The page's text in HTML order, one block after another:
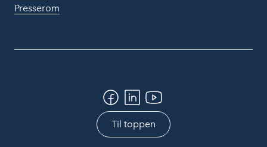
Presserom
Til toppen